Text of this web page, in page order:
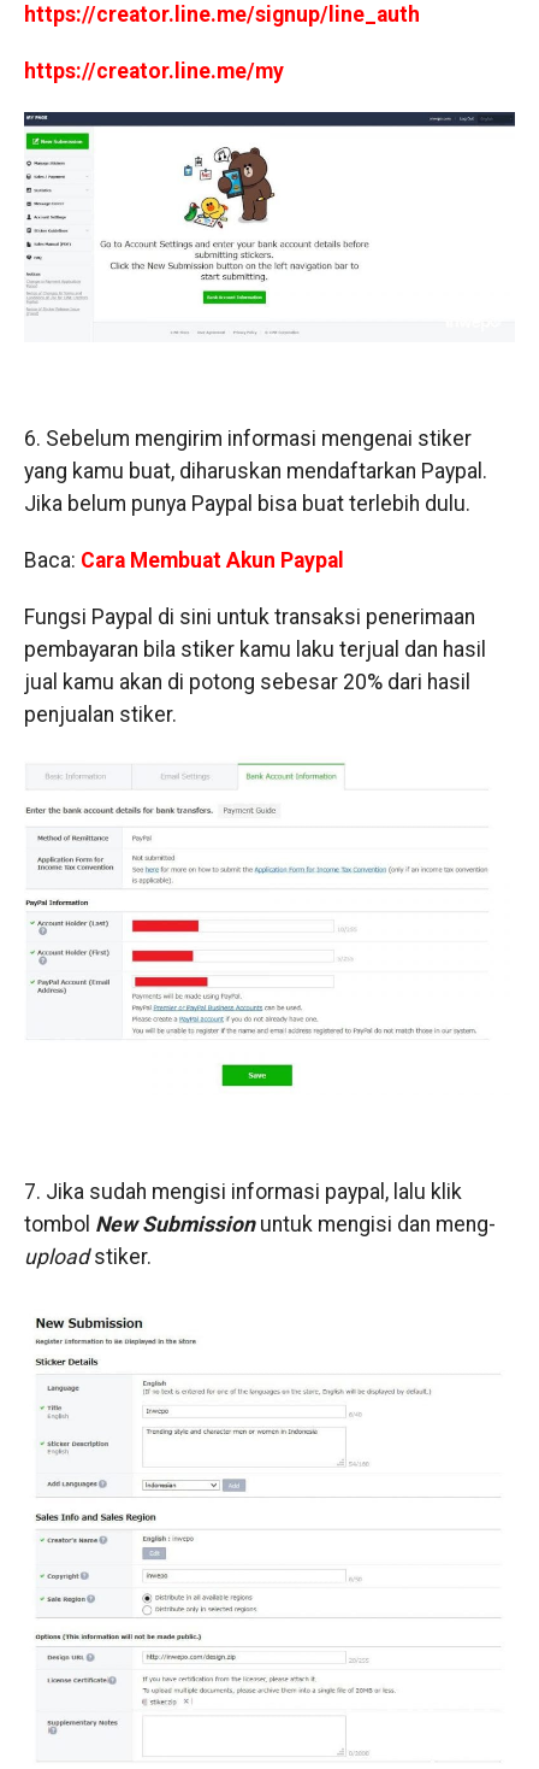
https://creator.line.me/signup/line_auth
https://creator.line.me/my
6. Sebelum mengirim informasi mengenai stiker
yang kamu buat, diharuskan mendaftarkan Paypal.
Jika belum punya Paypal bisa buat terlebih dulu.
Baca: Cara Membuat Akun Paypal
Fungsi Paypal di sini untuk transaksi penerimaan
pembayaran bila stiker kamu laku terjual dan hasil
jual kamu akan di potong sebesar 20% dari hasil
penjualan stiker.
7. Jika sudah mengisi informasi paypal, lalu klik
tombol New Submissionuntuk mengisi dan meng-
uploadstiker.